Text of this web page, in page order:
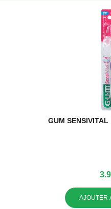
GUM SENSIVITAL
AJOUTER